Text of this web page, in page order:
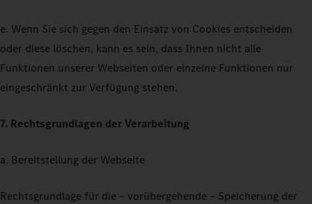
e. Wenn Sie sich gegen den Einsatz von Cookies entscheiden
oder diese löschen, kann es sein, dass Ihnen nicht alle
Funktionen unserer Webseiten oder einzelne Funktionen nur
eingeschränkt zur Verfügung stehen.
7. Rechtsgrundlagen der Verarbeitung
a. Bereitstellung der Webseite
Rechtsgrundlage für die – vorübergehende – Speicherung der